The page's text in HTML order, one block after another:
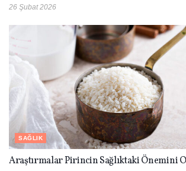
26 Şubat 2026
SAĞLIK
Araştırmalar Pirincin Sağlıktaki Önemini